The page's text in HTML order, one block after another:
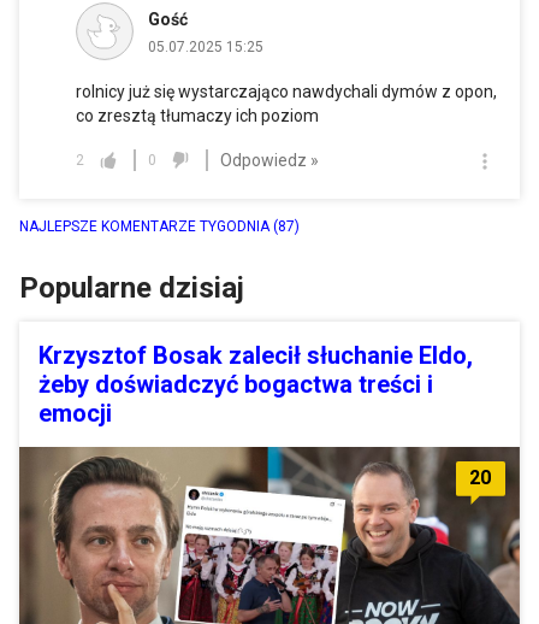
Gość
05.07.2025 15:25
rolnicy już się wystarczająco nawdychali dymów z opon,
co zresztą tłumaczy ich poziom
2 0 Odpowiedz »
NAJLEPSZE KOMENTARZE TYGODNIA(87)
Popularne dzisiaj
Krzysztof Bosak zalecił słuchanie Eldo,
żeby doświadczyć bogactwa treści i
emocji
20